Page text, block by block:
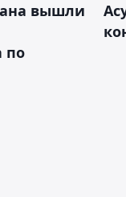
вышли
по